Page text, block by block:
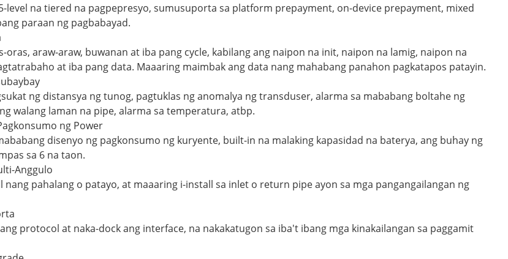
level na tiered na pagpepresyo, sumusuporta sa platform prepayment, on-device prepayment, mixed
paraan ng pagbabayad.
oras, araw-araw, buwanan at iba pang cycle, kabilang ang naipon na init, naipon na lamig, naipon na
at iba pang data. Maaaring maimbak ang data nang mahabang panahon pagkatapos patayin.
ng distansya ng tunog, pagtuklas ng anomalya ng transduser, alarma sa mababang boltahe ng
walang laman na pipe, alarma sa temperatura, atbp.
ng Power
disenyo ng pagkonsumo ng kuryente, built-in na malaking kapasidad na baterya, ang buhay ng
sa 6 na taon.
Anggulo
nang pahalang o patayo, at maaaring i-install sa inlet o return pipe ayon sa mga pangangailangan ng
protocol at naka-dock ang interface, na nakakatugon sa iba't ibang mga kinakailangan sa paggamit